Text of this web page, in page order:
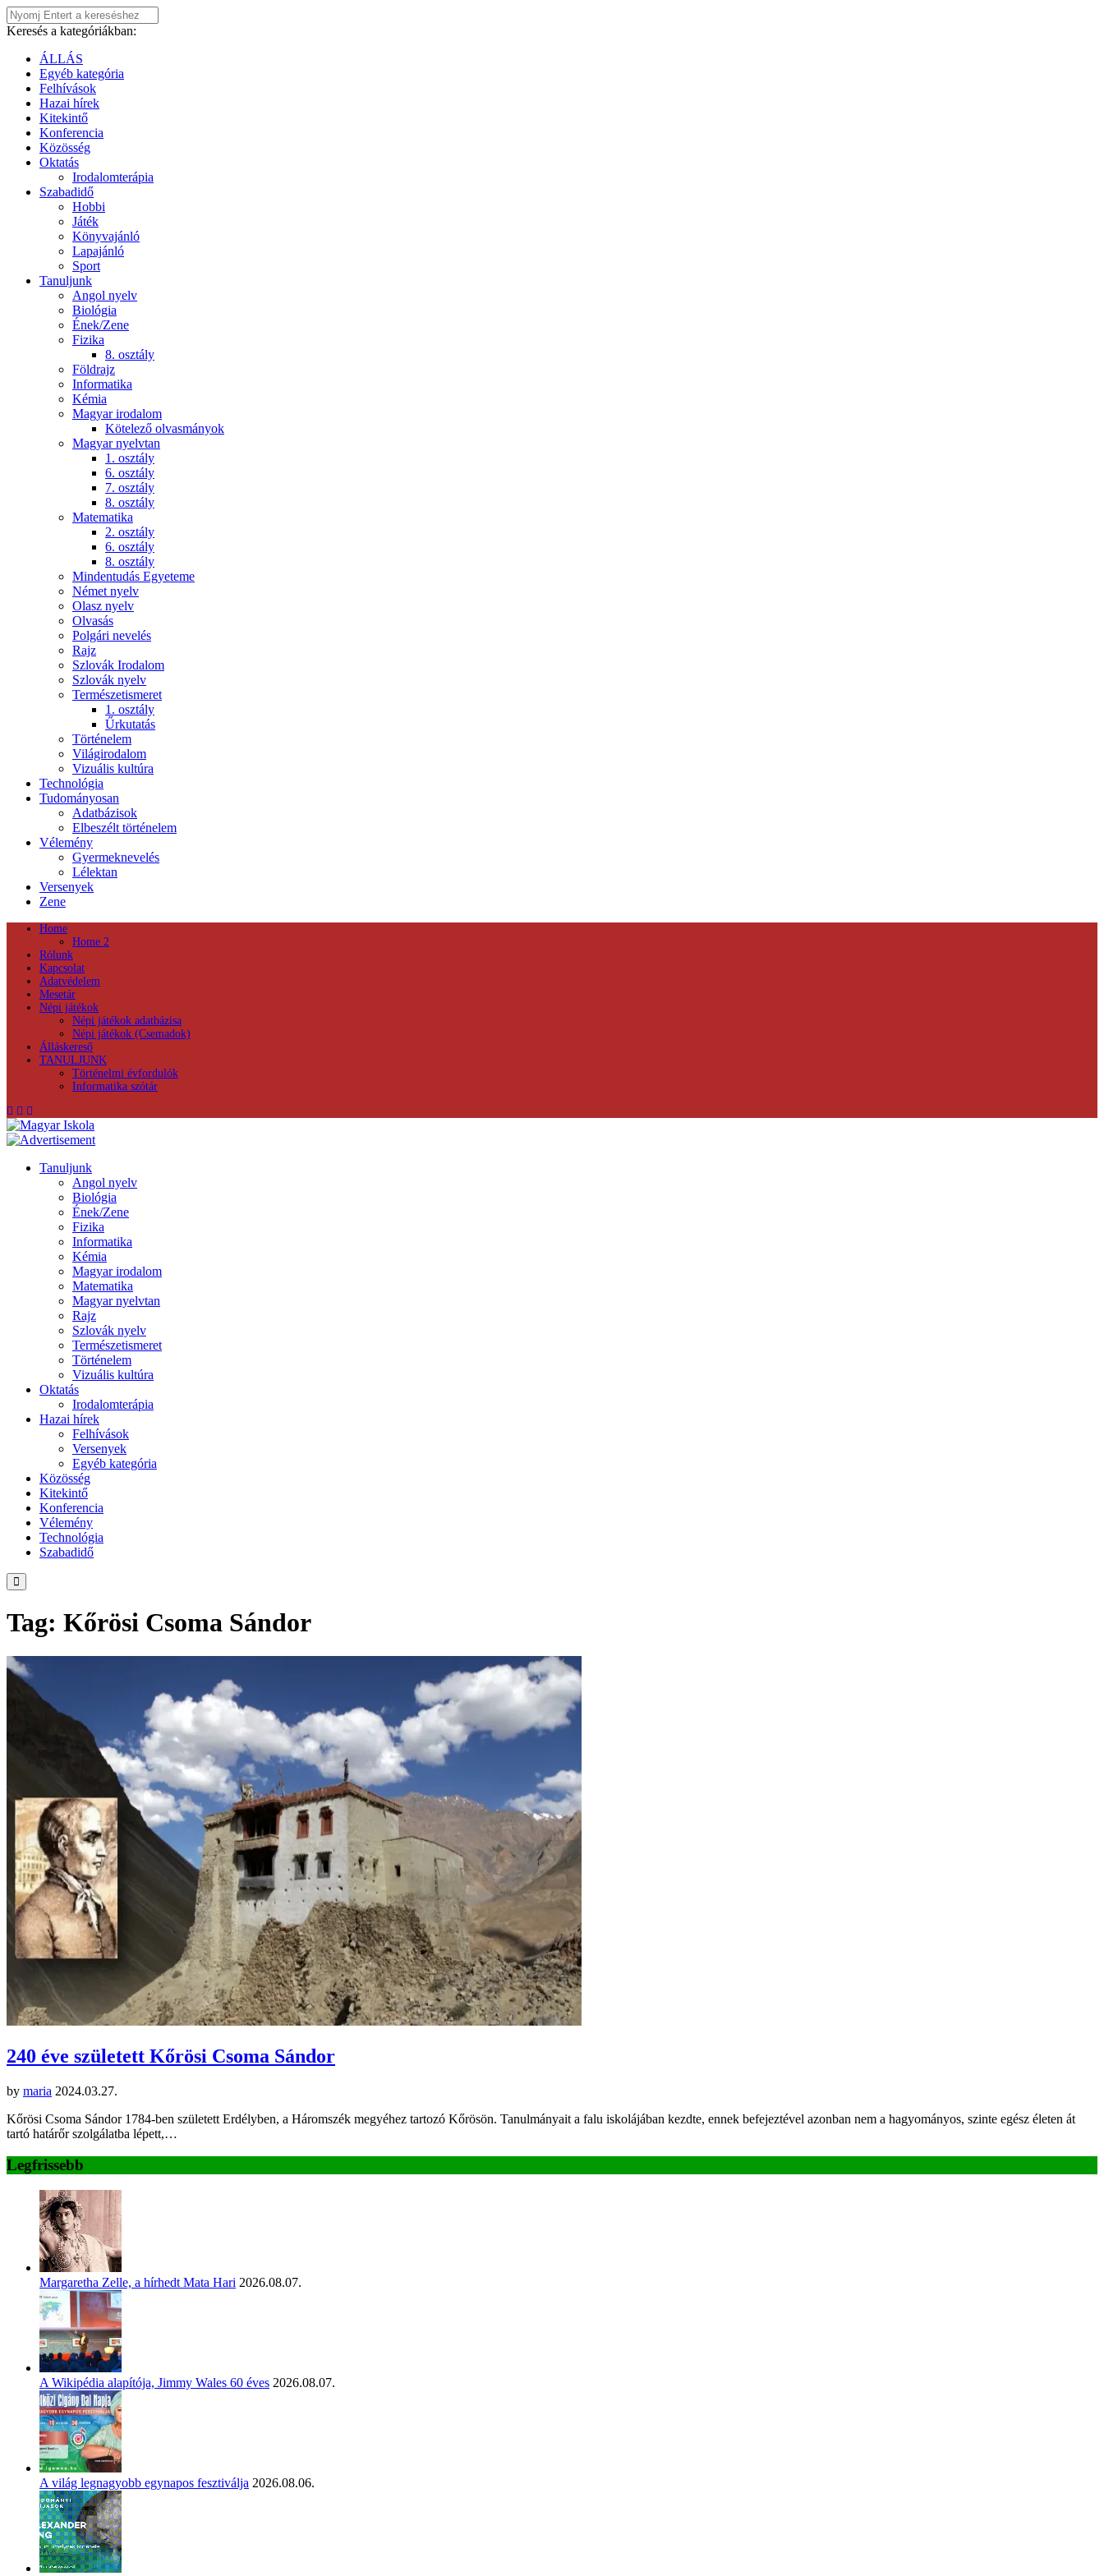
Keresés a kategóriákban:
ÁLLÁS
Egyéb kategória
Felhívások
Hazai hírek
Kitekintő
Konferencia
Közösség
Oktatás
Irodalomterápia
Szabadidő
Hobbi
Játék
Könyvajánló
Lapajánló
Sport
Tanuljunk
Angol nyelv
Biológia
Ének/Zene
Fizika
8. osztály
Földrajz
Informatika
Kémia
Magyar irodalom
Kötelező olvasmányok
Magyar nyelvtan
1. osztály
6. osztály
7. osztály
8. osztály
Matematika
2. osztály
6. osztály
8. osztály
Mindentudás Egyeteme
Német nyelv
Olasz nyelv
Olvasás
Polgári nevelés
Rajz
Szlovák Irodalom
Szlovák nyelv
Természetismeret
1. osztály
Űrkutatás
Történelem
Világirodalom
Vizuális kultúra
Technológia
Tudományosan
Adatbázisok
Elbeszélt történelem
Vélemény
Gyermeknevelés
Lélektan
Versenyek
Zene
Home
Home 2
Rólunk
Kapcsolat
Adatvédelem
Mesetár
Népi játékok
Népi játékok adatbázisa
Népi játékok (Csemadok)
Álláskereső
TANULJUNK
Történelmi évfordulók
Informatika szótár
Tanuljunk
Angol nyelv
Biológia
Ének/Zene
Fizika
Informatika
Kémia
Magyar irodalom
Matematika
Magyar nyelvtan
Rajz
Szlovák nyelv
Természetismeret
Történelem
Vizuális kultúra
Oktatás
Irodalomterápia
Hazai hírek
Felhívások
Versenyek
Egyéb kategória
Közösség
Kitekintő
Konferencia
Vélemény
Technológia
Szabadidő
Tag: Kőrösi Csoma Sándor
240 éve született Kőrösi Csoma Sándor
by maria 2024.03.27.
Kőrösi Csoma Sándor 1784-ben született Erdélyben, a Háromszék megyéhez tartozó Kőrösön. Tanulmányait a falu iskolájában kezdte, ennek befejeztével azonban nem a hagyományos, szinte egész életen át
tartó határőr szolgálatba lépett,…
Legfrissebb
Margaretha Zelle, a hírhedt Mata Hari 2026.08.07.
A Wikipédia alapítója, Jimmy Wales 60 éves 2026.08.07.
A világ legnagyobb egynapos fesztiválja 2026.08.06.